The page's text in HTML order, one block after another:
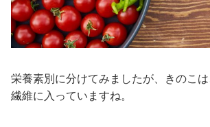
栄養素別に分けてみましたが、きのこ
繊維に入っていますね。